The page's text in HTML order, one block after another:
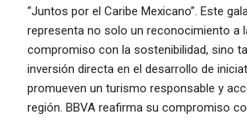
“Juntos por el Caribe Mexicano”. Este
representa no solo un reconocimiento a
compromiso con la sostenibilidad, sino
inversión directa en el desarrollo de
promueven un turismo responsable y
región. BBVA reafirma su compromiso